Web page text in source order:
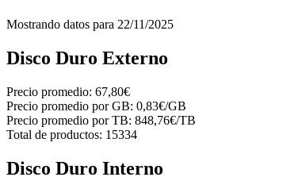
Mostrando datos para 22/11/2025
Disco Duro Externo
Precio promedio: 67,80€
Precio promedio por GB: 0,83€/GB
Precio promedio por TB: 848,76€/TB
Total de productos: 15334
Disco Duro Interno